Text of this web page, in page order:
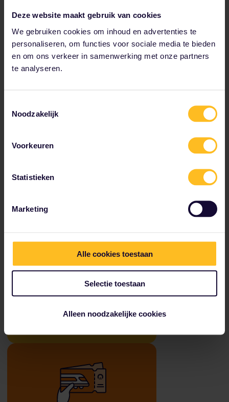
Deze website maakt gebruik van cookies
We gebruiken cookies om inhoud en advertenties te
personaliseren, om functies voor sociale media te bieden
en om ons verkeer in samenwerking met onze partners
te analyseren.
Noodzakelijk
Voorkeuren
Statistieken
Marketing
Alle cookies toestaan
Selectie toestaan
Alleen noodzakelijke cookies
maximaal 33 Europese landen, een
zitplaats reserveren in
hogesnelheidstreinen en nachttreinen
of gewoon zoveel regionale treinen in-
Hoe gebruik je de Interrail Pas
1 Plan je route
Ontdek met welke treinroutes je je